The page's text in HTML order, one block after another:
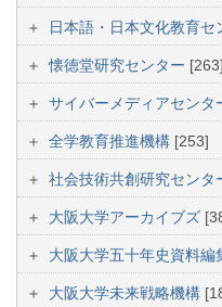
日本語・日本文化教育セ
懐徳堂研究センター [263]
サイバーメディアセンタ
全学教育推進機構 [253]
社会技術共創研究センタ
大阪大学アーカイブズ
大阪大学五十年史資料編
大阪大学未来戦略機構